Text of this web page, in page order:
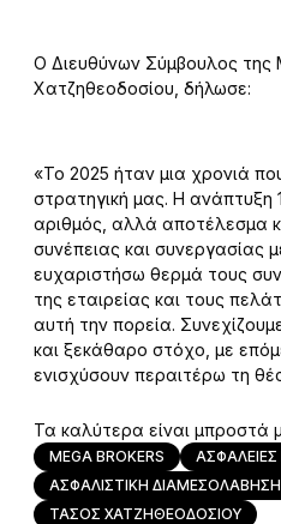
Ο Διευθύνων Σύμβουλος της
Χατζηθεοδοσίου, δήλωσε:
«Το 2025 ήταν μια χρονιά
στρατηγική μας. Η ανάπτυξη
αριθμός, αλλά αποτέλεσμα
συνέπειας και συνεργασίας
ευχαριστήσω θερμά τους
της εταιρείας και τους
αυτή την πορεία.
και ξεκάθαρο στόχο, με
ενισχύσουν περαιτέρω τη
Τα καλύτερα είναι μπροστά
MEGA BROKERS
ΑΣΦΑΛΕΙΕΣ
ΑΣΦΑΛΙΣΤΙΚΗ ΔΙΑΜΕΣΟΛΑΒΗΣΗ
ΤΑΣΟΣ ΧΑΤΖΗΘΕΟΔΟΣΙΟΥ